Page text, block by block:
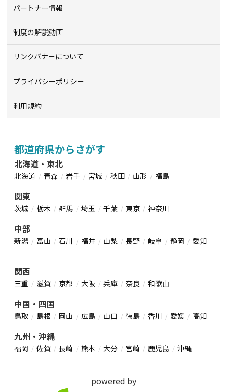
パートナー情報
制度の解説動画
リンクバナーについて
プライバシーポリシー
利用規約
都道府県からさがす
北海道・東北
北海道 青森 岩手 宮城 秋田 山形 福島
関東
茨城 栃木 群馬 埼玉 千葉 東京 神奈川
中部
新潟 富山 石川 福井 山梨 長野 岐阜 静岡 愛知
関西
三重 滋賀 京都 大阪 兵庫 奈良 和歌山
中国・四国
鳥取 島根 岡山 広島 山口 徳島 香川 愛媛 高知
九州・沖縄
福岡 佐賀 長崎 熊本 大分 宮崎 鹿児島 沖縄
powered by